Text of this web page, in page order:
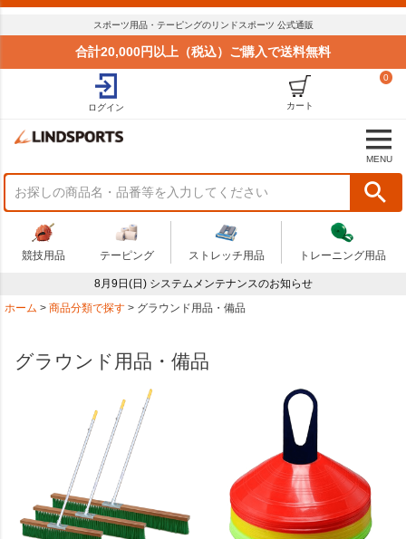
スポーツ用品・テーピングのリンドスポーツ 公式通販
合計20,000円以上（税込）ご購入で送料無料
ログイン
0
カート
MENU
競技用品 テーピング ストレッチ用品 トレーニング用品
8月9日(日) システムメンテナンスのお知らせ
ホーム
商品分類で探す グラウンド用品・備品
グラウンド用品・備品